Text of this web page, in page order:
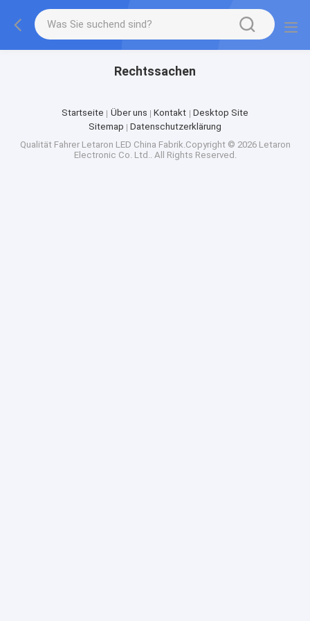
Rechtssachen
Startseite Über uns Kontakt
Desktop Site
Sitemap
Datenschutzerklärung
Qualität Fahrer Letaron LED China Fabrik.Copyright © 2026 Letaron
Electronic Co. Ltd.. All Rights Reserved.